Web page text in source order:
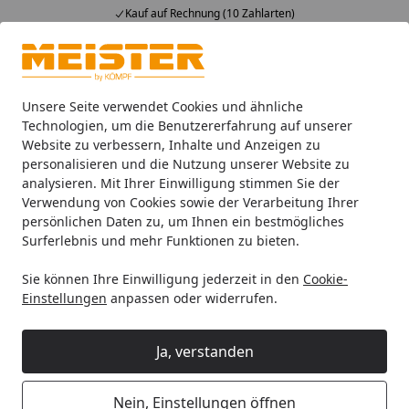
Unsere Seite verwendet Cookies und ähnliche
Technologien, um die Benutzererfahrung auf unserer
Website zu verbessern, Inhalte und Anzeigen zu
personalisieren und die Nutzung unserer Website zu
analysieren. Mit Ihrer Einwilligung stimmen Sie der
Verwendung von Cookies sowie der Verarbeitung Ihrer
persönlichen Daten zu, um Ihnen ein bestmögliches
Surferlebnis und mehr Funktionen zu bieten.
Sie können Ihre Einwilligung jederzeit in den Cookie-
Einstellungen anpassen oder widerrufen.
Ja, verstanden
Nein, Einstellungen öffnen
Kauf auf Rechnung (10 Zahlarten)
Alle Produkte
Mein Konto
Suchen
Startseite
Böden Meister Designböden MeisterDesign. rigid
MEISTER Designboden rigid RL 400 S
Risseiche Terra 7432 - 1830 x 197 x 6
mm